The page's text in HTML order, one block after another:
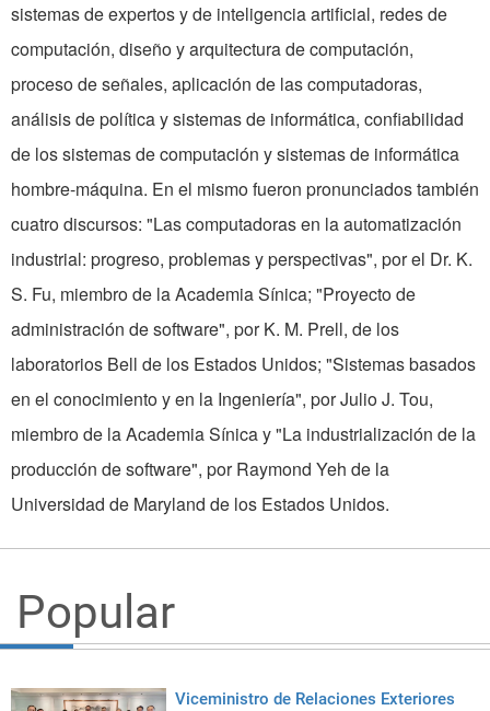
sistemas de expertos y de inteligencia artificial, redes de
computación, diseño y arquitectura de computación,
proceso de señales, aplicación de las computadoras,
análisis de política y sistemas de informática, confiabilidad
de los sistemas de computación y sistemas de informática
hombre-máquina. En el mismo fueron pronunciados también
cuatro discursos: "Las computadoras en la automatización
industrial: progreso, problemas y perspectivas", por el Dr. K.
S. Fu, miembro de la Academia Sínica; "Proyecto de
administración de software", por K. M. Prell, de los
laboratorios Bell de los Estados Unidos; "Sistemas basados
en el conocimiento y en la Ingeniería", por Julio J. Tou,
miembro de la Academia Sínica y "La industrialización de la
producción de software", por Raymond Yeh de la
Universidad de Maryland de los Estados Unidos.
Popular
Viceministro de Relaciones Exteriores